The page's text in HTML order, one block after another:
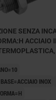
SENZA
ACCIAIO
INOX